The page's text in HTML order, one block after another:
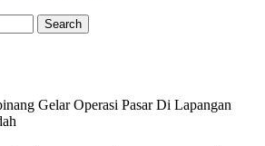
Gelar Operasi Pasar Di Lapangan